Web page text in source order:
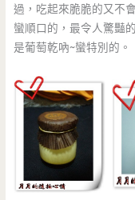
過，吃起來脆脆的又不
蠻順口的，最令人驚豔
是葡萄乾吶~蠻特別的。